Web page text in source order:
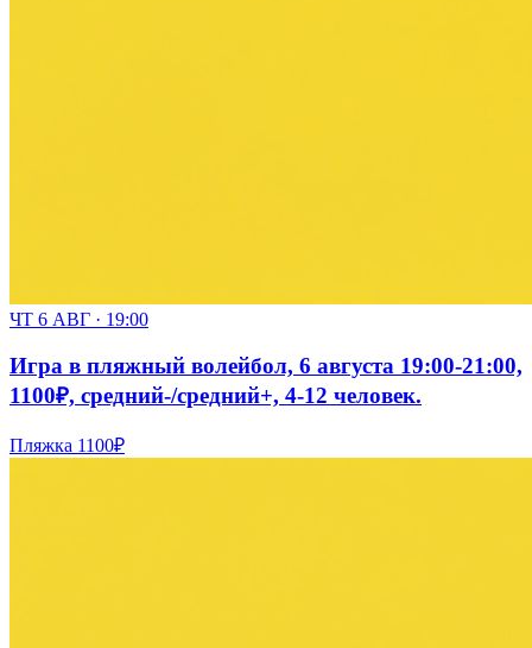
ЧТ 6 АВГ · 19:00
Игра в пляжный волейбол, 6 августа 19:00-21:00,
1100₽, средний-/средний+, 4-12 человек.
Пляжка 1100₽